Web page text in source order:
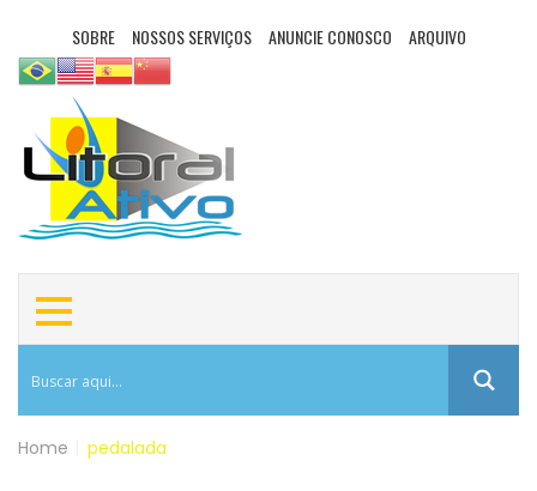
SOBRE NOSSOS SERVIÇOS ANUNCIE CONOSCO ARQUIVO
Home pedalada